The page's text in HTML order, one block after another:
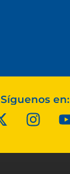
Síguenos en: